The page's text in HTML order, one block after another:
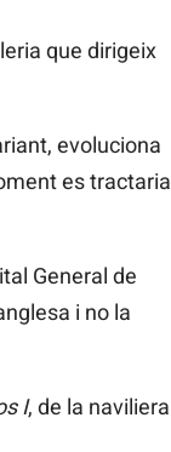
que dirigeix
evoluciona
es tractaria
General de
i no la
I, de la naviliera